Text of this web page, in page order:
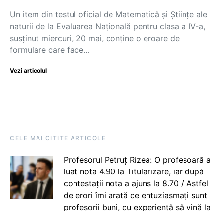
Un item din testul oficial de Matematică și Științe ale
naturii de la Evaluarea Națională pentru clasa a IV-a,
susținut miercuri, 20 mai, conține o eroare de
formulare care face…
Vezi articolul
CELE MAI CITITE ARTICOLE
Profesorul Petruț Rizea: O profesoară a
luat nota 4.90 la Titularizare, iar după
contestații nota a ajuns la 8.70 / Astfel
de erori îmi arată ce entuziasmați sunt
profesorii buni, cu experiență să vină la